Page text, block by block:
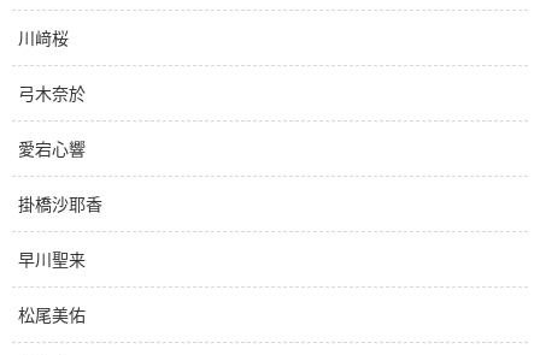
川﨑桜
弓木奈於
愛宕心響
掛橋沙耶香
早川聖来
松尾美佑